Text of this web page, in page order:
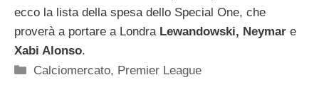
ecco la lista della spesa dello Special One, che
proverà a portare a Londra Lewandowski, Neymar e
Xabi Alonso.
Categorie
Calciomercato, Premier League